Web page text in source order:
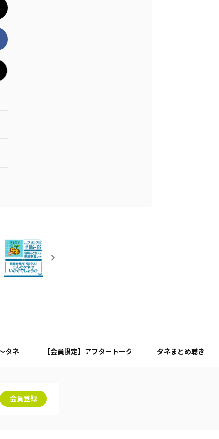
タネ 【会員限定】アフタートーク タネまとめ聴き
会員登録